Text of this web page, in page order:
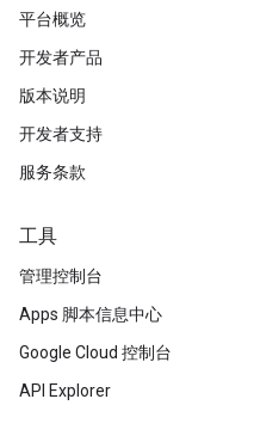
平台概览
开发者产品
版本说明
开发者支持
服务条款
工具
管理控制台
Apps 脚本信息中心
Google Cloud 控制台
API Explorer